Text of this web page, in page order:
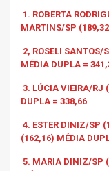
1. ROBERTA
MARTINS/SP
2, ROSELI
MÉDIA DUPLA =
3. LÚCIA VIEIRA/RJ
DUPLA = 338,66
4. ESTER DINIZ/SP
(162,16) MÉDIA
5. MARIA DINIZ/SP